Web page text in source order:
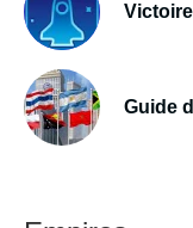
Guide